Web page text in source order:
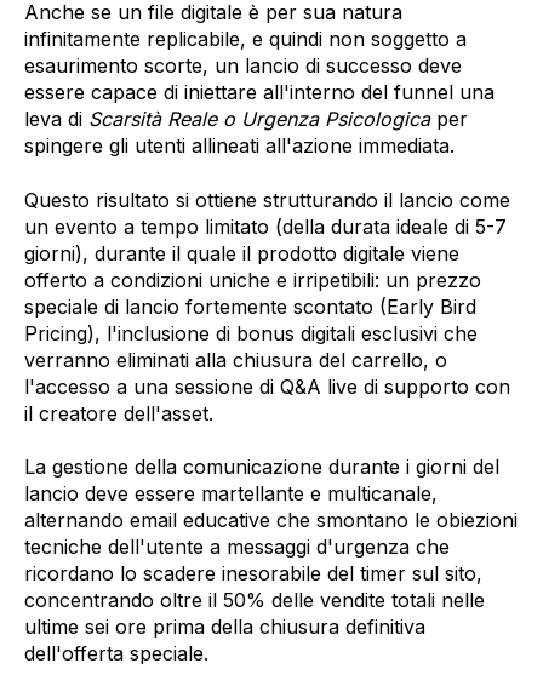
Anche se un file digitale è per sua natura
infinitamente replicabile, e quindi non soggetto a
esaurimento scorte, un lancio di successo deve
essere capace di iniettare all'interno del funnel una
leva di Scarsità Reale o Urgenza Psicologicaper
spingere gli utenti allineati all'azione immediata.
Questo risultato si ottiene strutturando il lancio come
un evento a tempo limitato (della durata ideale di 5-7
giorni), durante il quale il prodotto digitale viene
offerto a condizioni uniche e irripetibili: un prezzo
speciale di lancio fortemente scontato (Early Bird
Pricing), l'inclusione di bonus digitali esclusivi che
verranno eliminati alla chiusura del carrello, o
l'accesso a una sessione di Q&A live di supporto con
il creatore dell'asset.
La gestione della comunicazione durante i giorni del
lancio deve essere martellante e multicanale,
alternando email educative che smontano le obiezioni
tecniche dell'utente a messaggi d'urgenza che
ricordano lo scadere inesorabile del timer sul sito,
concentrando oltre il 50% delle vendite totali nelle
ultime sei ore prima della chiusura definitiva
dell'offerta speciale.